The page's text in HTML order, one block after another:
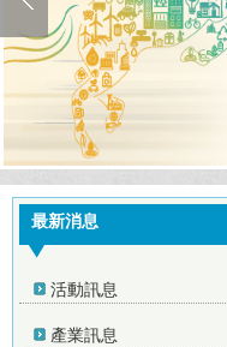
最新消息
活動訊息
產業訊息